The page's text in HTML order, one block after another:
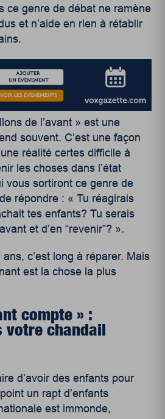
ce genre de débat ne ramène
et n’aide en rien à rétablir
de l’avant » est une
souvent. C’est une façon
réalité certes difficile à
les choses dans l’état
vous sortiront ce genre de
répondre : « Tu réagirais
tes enfants? Tu serais
et d’en “revenir”? ».
c’est long à réparer. Mais
est la chose la plus
compte » :
votre chandail
d’avoir des enfants pour
un rapt d’enfants
est immonde,